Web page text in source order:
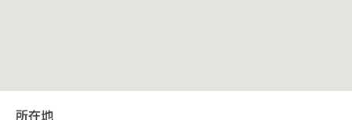
所在地